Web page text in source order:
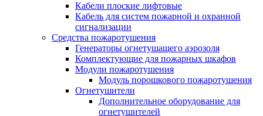
Кабели плоские лифтовые
Кабель для систем пожарной и охранной
сигнализации
Средства пожаротушения
Генераторы огнетушащего аэрозоля
Комплектующие для пожарных шкафов
Модули пожаротушения
Модуль порошкового пожаротушения
Огнетушители
Дополнительное оборудование для
огнетушителей